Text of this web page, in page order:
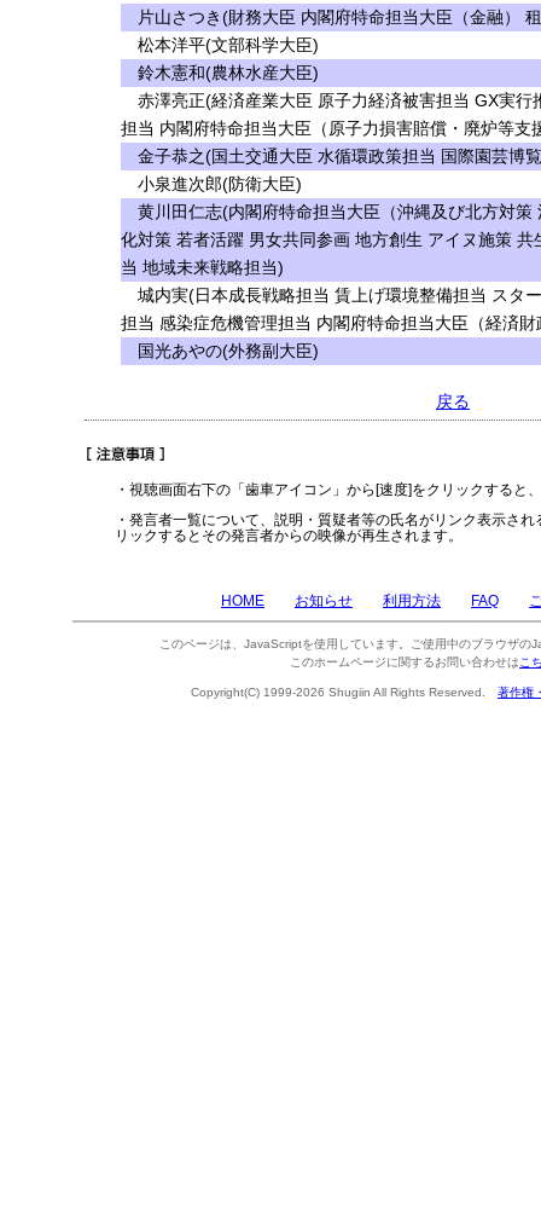
片山さつき(財務大臣 内閣府特命担当大臣（金融）
松本洋平(文部科学大臣)
鈴木憲和(農林水産大臣)
赤澤亮正(経済産業大臣 原子力経済被害担当 GX実行
担当 内閣府特命担当大臣（原子力損害賠償・廃炉等支
金子恭之(国土交通大臣 水循環政策担当 国際園芸博
小泉進次郎(防衛大臣)
黄川田仁志(内閣府特命担当大臣（沖縄及び北方対策
化対策 若者活躍 男女共同参画 地方創生 アイヌ施策
当 地域未来戦略担当)
城内実(日本成長戦略担当 賃上げ環境整備担当 スタ
担当 感染症危機管理担当 内閣府特命担当大臣（経済
国光あやの(外務副大臣)
戻る
・視聴画面右下の「歯車アイコン」から[速度]をクリックすると
・発言者一覧について、説明・質疑者等の氏名がリンク表示さ
リックするとその発言者からの映像が再生されます。
HOME お知らせ 利用方法 FAQ
このページは、JavaScriptを使用しています。ご使用中のブラウザの
このホームページに関するお問い合わせは こ
Copyright(C) 1999-2026 Shugiin All Rights Reserved. 著作権